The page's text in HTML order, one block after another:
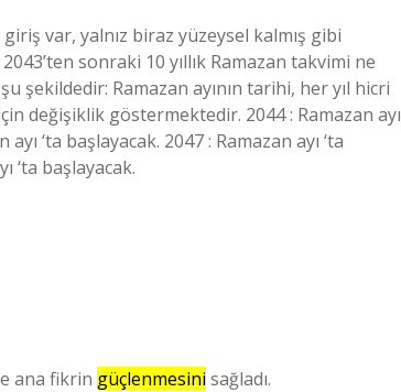
var, yalnız biraz yüzeysel kalmış gibi
sonraki 10 yıllık Ramazan takvimi ne
şekildedir: Ramazan ayının tarihi, her yıl hicri
değişiklik göstermektedir. 2044 : Ramazan ayı
‘ta başlayacak. 2047 : Ramazan ayı ‘ta
‘ta başlayacak.
ana fikrin güçlenmesini sağladı.